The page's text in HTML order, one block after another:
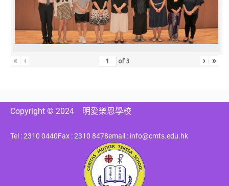
« ‹ of3 › »
Copyright © 2024 明愛樂恩學校
Tel : 2310 0440Fax : 2310 8478email : info@cmts.edu.hk